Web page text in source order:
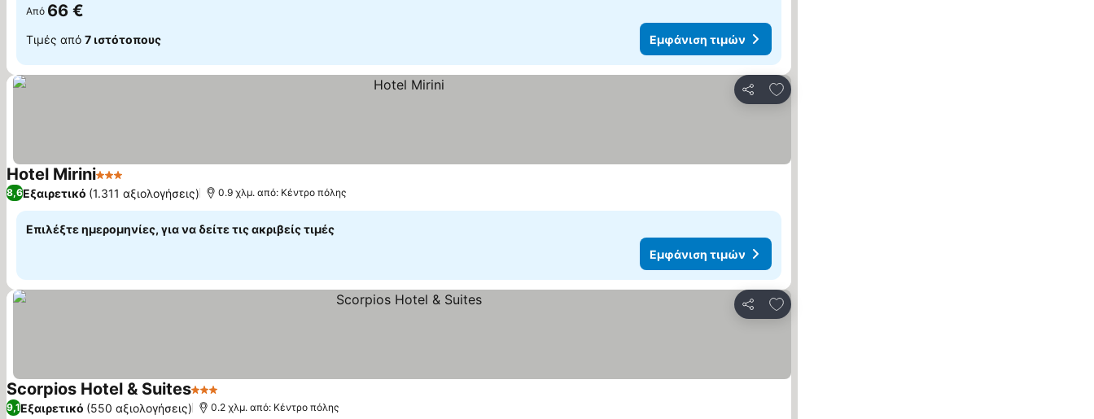
Από 66 €
Τιμές από 7 ιστότοπους Εμφάνιση τιμών
Κοινοποίηση
Προσθήκη στα αγαπημένα
Hotel Mirini3 ΑστέριαΕμφάνιση τιμών
8,6Εξαιρετικό (1.311 αξιολογήσεις) 0.9 χλμ. από: Κέντρο πόλης
Επιλέξτε ημερομηνίες, για να δείτε τις ακριβείς τιμές
Εμφάνιση τιμών
Κοινοποίηση
Προσθήκη στα αγαπημένα
Scorpios Hotel & Suites3 Αστέρια
9,1Εξαιρετικό (550 αξιολογήσεις) 0.2 χλμ. από: Κέντρο πόλης